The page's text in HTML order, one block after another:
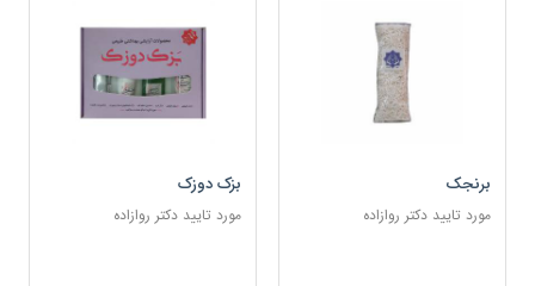
برنجک
مورد تایید دکتر روازاده
بزک دوزک
مورد تایید دکتر روازاده